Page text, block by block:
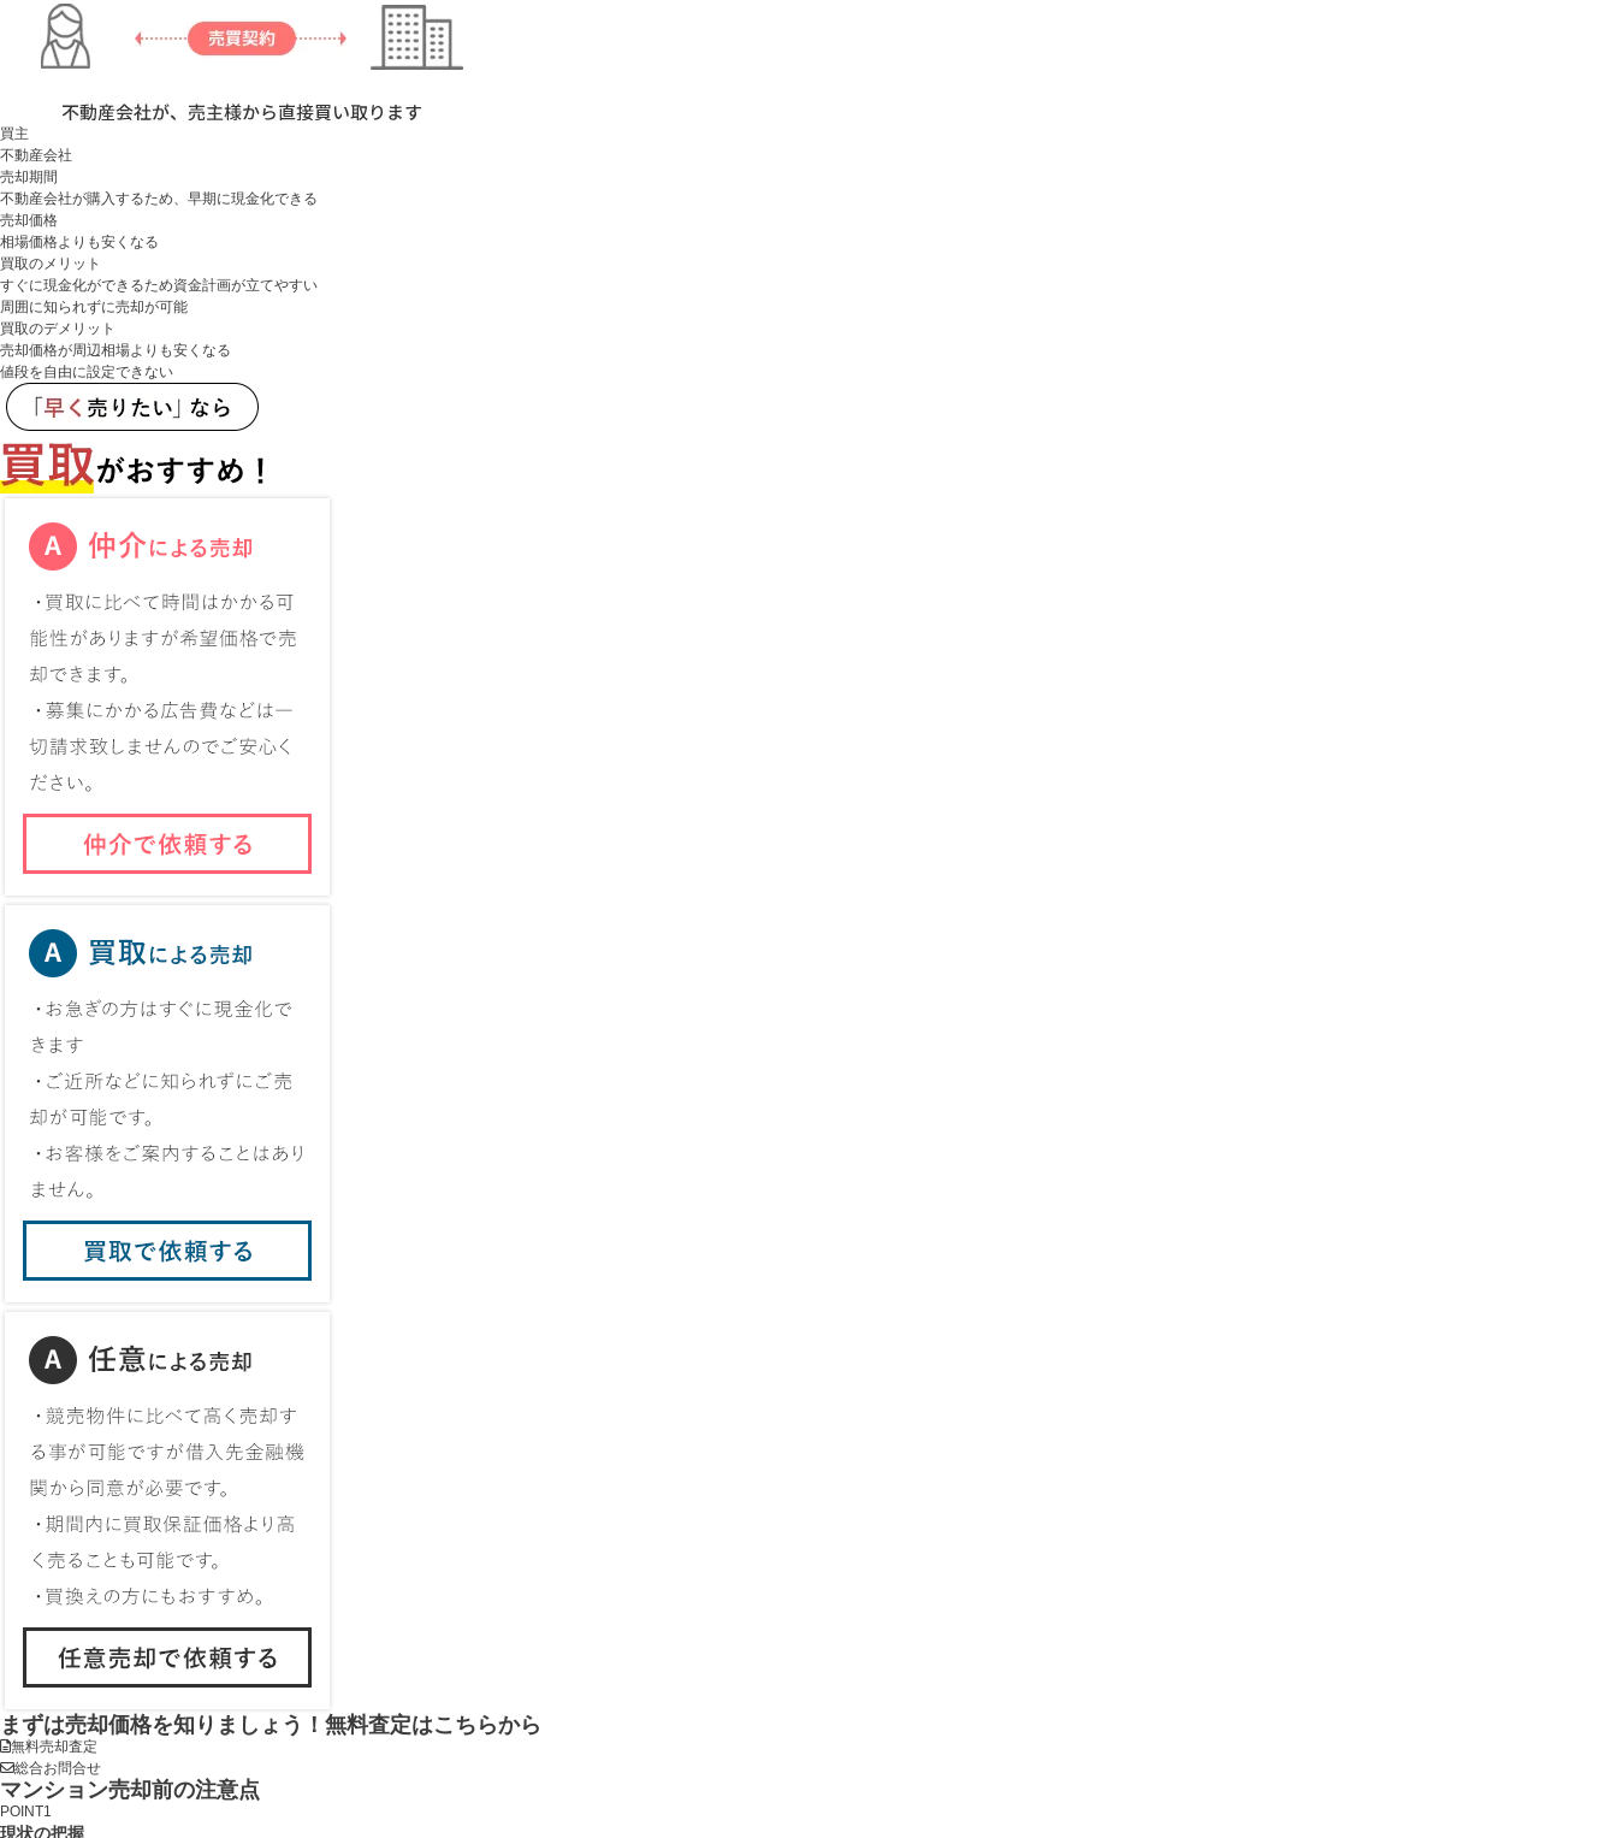
買主
不動産会社
売却期間
不動産会社が購入するため、早期に現金化できる
売却価格
相場価格よりも安くなる
買取のメリット
すぐに現金化ができるため資金計画が立てやすい
周囲に知られずに売却が可能
買取のデメリット
売却価格が周辺相場よりも安くなる
値段を自由に設定できない
まずは売却価格を知りましょう！ 無料査定はこちらから
無料売却査定
総合お問合せ
マンション売却前の注意点
POINT1
現状の把握